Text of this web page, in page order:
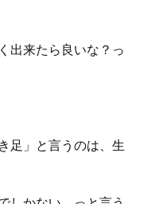
出来たら良いな？っ
足」と言うのは、生